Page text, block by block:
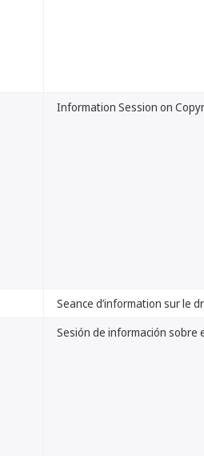
Information Session on
Seance d’information sur le
Sesión de información